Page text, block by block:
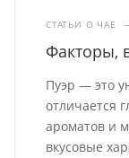
СТАТЬИ О ЧАЕ
Факторы,
Пуэр — это
отличается
ароматов и
вкусовые